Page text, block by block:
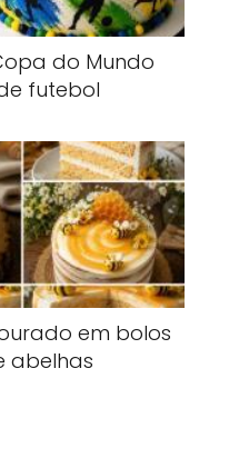
do Mundo
futebol
em bolos
abelhas